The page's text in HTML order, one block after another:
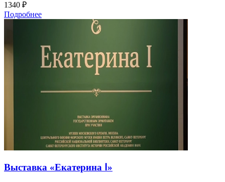
1340 ₽
Подробнее
Выставка «Екатерина ‭Ⅰ»